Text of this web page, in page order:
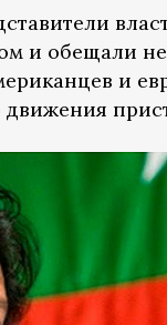
и обещали
и
движения